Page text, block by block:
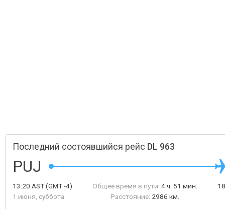
Последний состоявшийся рейс DL 963
PUJ
13:20 AST(GMT -4)
1 июня, суббота
Общее время в пути: 4 ч. 51 мин.
Расстояние: 2986 км.